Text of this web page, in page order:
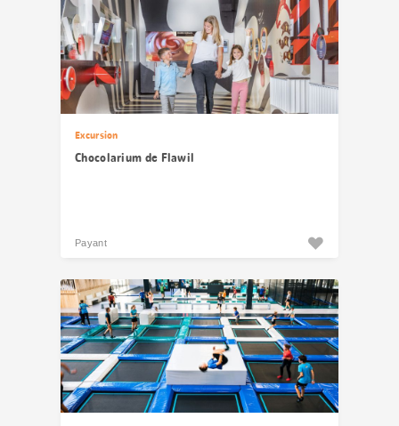
Excursion
Chocolarium de Flawil
Payant